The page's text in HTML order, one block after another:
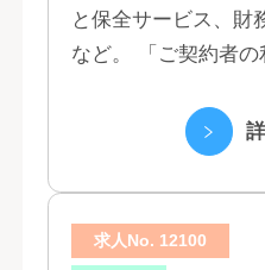
富山, 福井, 長
岡, 三重, 岐阜,
滋賀, 奈良, 和
口, 鳥取, 島根,
高知, 福岡, 長
分, 宮崎, 佐賀, 沖
と保全サービス、財
など。 「ご契約者
づく「お客さま基点
求人No. 12100